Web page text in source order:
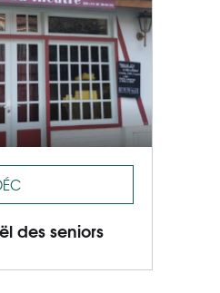
des seniors